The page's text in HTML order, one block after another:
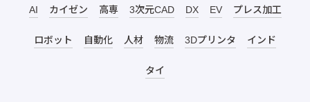
AI カイゼン 高専 3次元CAD DX EV プレス加工
ロボット 自動化 人材 物流 3Dプリンタ インド
タイ